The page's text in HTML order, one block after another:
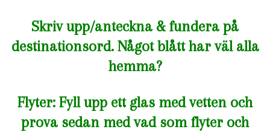
Skriv upp/anteckna & fundera på
destinationsord. Något blått har väl alla
hemma?
Flyter: Fyll upp ett glas med vetten och
prova sedan med vad som flyter och